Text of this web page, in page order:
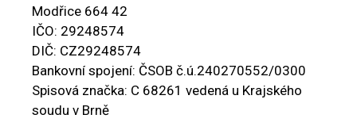
Modřice 664 42
IČO: 29248574
DIČ: CZ29248574
Bankovní spojení: ČSOB č.ú.240270552/0300
Spisová značka: C 68261 vedená u Krajského
soudu v Brně